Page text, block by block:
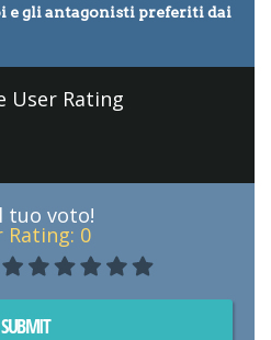
e gli antagonisti preferiti dai
User Rating
tuo voto!
Rating: 0
SUBMIT